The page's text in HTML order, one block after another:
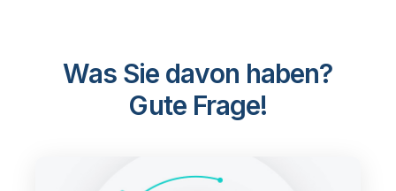
Was Sie davon haben?
Gute Frage!